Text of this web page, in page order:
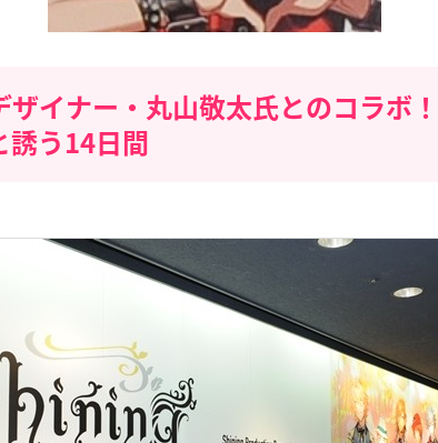
ザイナー・丸山敬太氏とのコラボ
誘う14日間